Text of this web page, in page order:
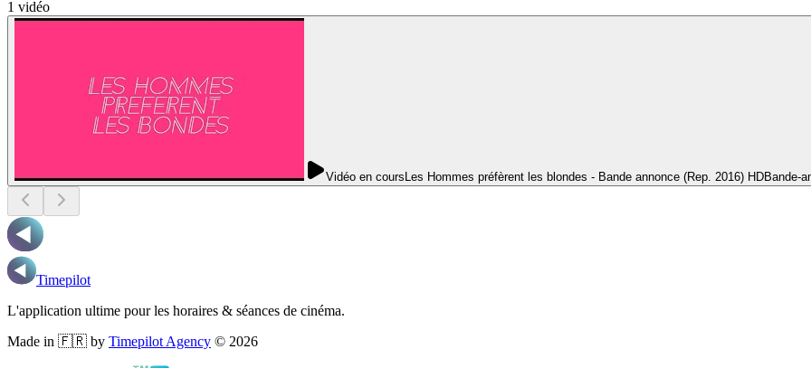
1 vidéo
Vidéo en coursLes Hommes préfèrent les blondes - Bande annonce (Rep. 2016) HDBande-
Timepilot
L'application ultime pour les horaires & séances de cinéma.
Made in 🇫🇷 by Timepilot Agency © 2026